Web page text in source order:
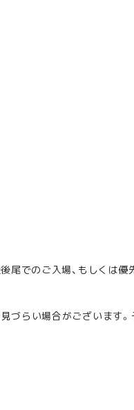
尾でのご入場、もしくは
らい場合がございます。